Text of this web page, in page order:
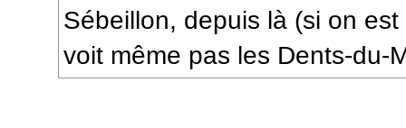
Sébeillon, depuis là (si on
voit même pas les Dents-